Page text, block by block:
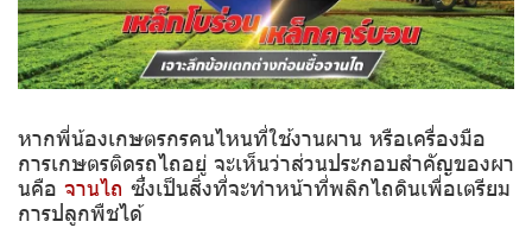
หากพี่น้องเกษตรกรคนไหนที่ใช้งานผาน หรือเครื่องมือ
การเกษตรติดรถไถอยู่ จะเห็นว่าส่วนประกอบสำคัญของผา
นคือ จานไถ ซึ่งเป็นสิ่งที่จะทำหน้าที่พลิกไถดินเพื่อเตรียม
การปลูกพืชได้